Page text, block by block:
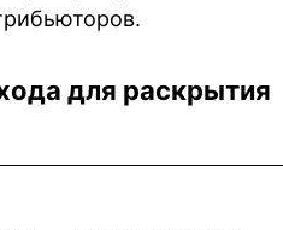
для раскрытия